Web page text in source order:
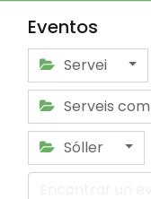
Eventos
Servei
Serveis
Sóller